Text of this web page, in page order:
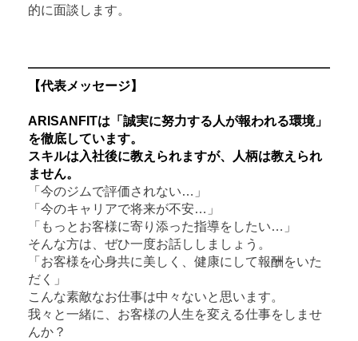
的に面談します。
【代表メッセージ】
ARISANFITは「誠実に努力する人が報われる環境」
を徹底しています。
スキルは入社後に教えられますが、人柄は教えられ
ません。
「今のジムで評価されない…」
「今のキャリアで将来が不安…」
「もっとお客様に寄り添った指導をしたい…」
そんな方は、ぜひ一度お話ししましょう。
「お客様を心身共に美しく、健康にして報酬をいた
だく」
こんな素敵なお仕事は中々ないと思います。
我々と一緒に、お客様の人生を変える仕事をしませ
んか？